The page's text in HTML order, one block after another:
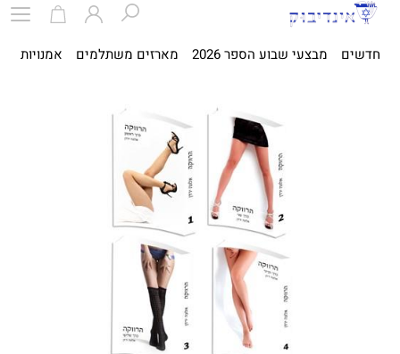
חדשים מבצעי שבוע הספר 2026 מארזים משתלמים אמנויות